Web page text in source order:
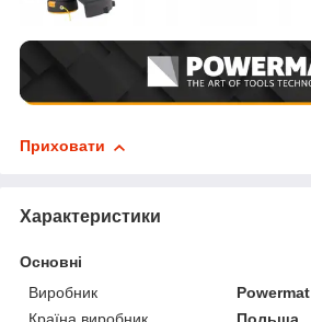
Приховати
Характеристики
Основні
Виробник
Powermat